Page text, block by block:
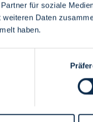
für soziale
Daten
haben.